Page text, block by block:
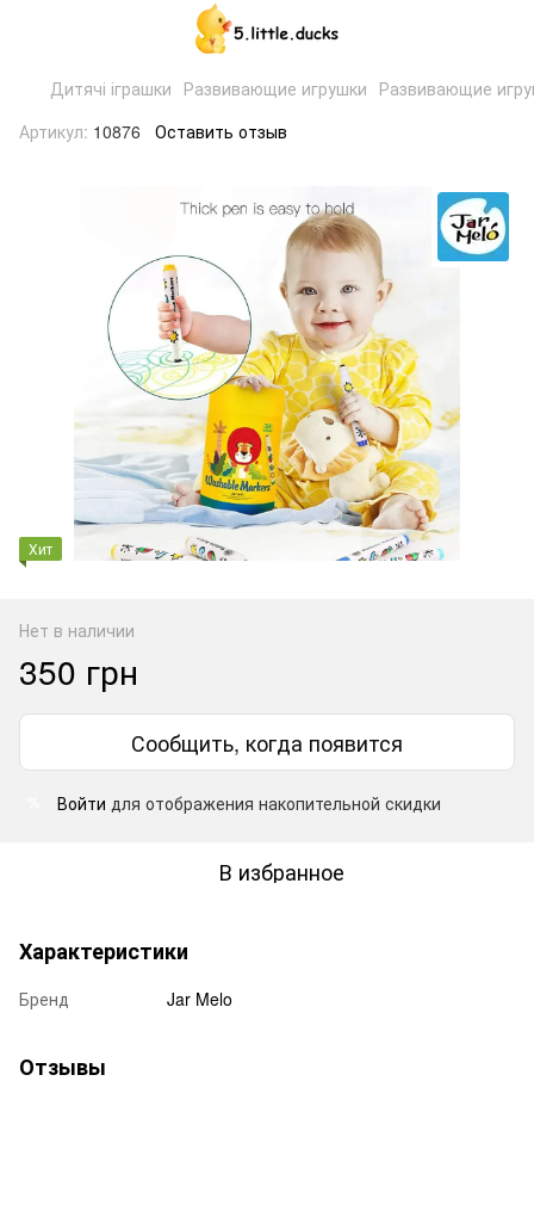
Дитячі іграшки Развивающие игрушки Развивающие
Артикул: 10876 Оставить отзыв
Хит
Нет в наличии
350 грн
Сообщить, когда появится
Войти для отображения накопительной скидки
В избранное
Характеристики
Бренд Jar Melo
Отзывы